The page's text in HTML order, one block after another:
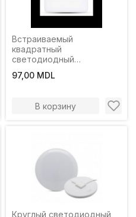
Встраиваемый
квадратный
светодиодный
50х80мм 3 цвета
97,00 MDL
В корзину
Круглый светодиодный